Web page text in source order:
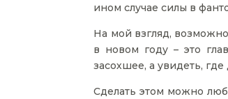
ином случае силы в
На мой взгляд,
в новом году – это
засохшее, а увидеть,
Сделать этом можно